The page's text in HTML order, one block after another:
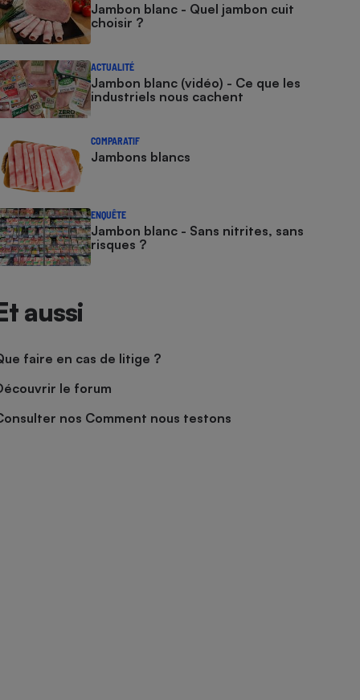
Jambon blanc - Quel jambon cuit
choisir ?
ACTUALITÉ
Jambon blanc (vidéo) - Ce que les
industriels nous cachent
COMPARATIF
Jambons blancs
ENQUÊTE
Jambon blanc - Sans nitrites, sans
risques ?
aussi
faire en cas de litige ?
le forum
nos Comment nous testons